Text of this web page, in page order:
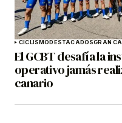
CICLISMODESTACADOSGRAN
El GCBT desafía la
operativo jamás
canario